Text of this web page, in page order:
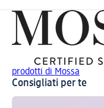
prodotti di Mossa
Consigliati per te